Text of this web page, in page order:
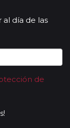
día de las
de